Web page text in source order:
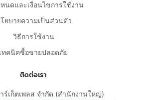
นดและเงื่อนไขการใช้งาน
ยบายความเป็นส่วนตัว
วิธีการใช้งาน
เทคนิคซื้อขายปลอดภัย
ติดต่อเรา
ร์เก็ตเพลส จำกัด (สำนักงานใหญ่)